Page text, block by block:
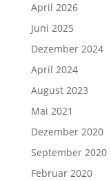
April 2026
Juni 2025
Dezember 2024
April 2024
August 2023
Mai 2021
Dezember 2020
September 2020
Februar 2020